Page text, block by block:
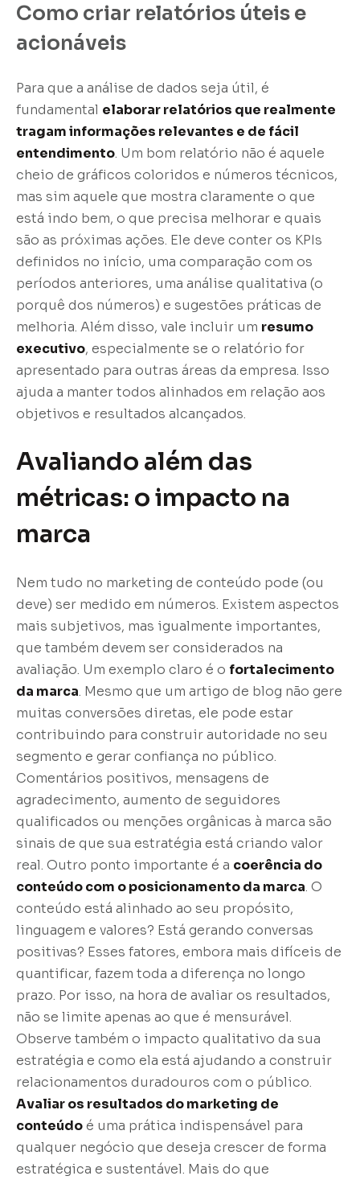
Como criar relatórios úteis e
acionáveis
Para que a análise de dados seja útil, é
fundamental elaborar relatórios que realmente
tragam informações relevantes e de fácil
entendimento. Um bom relatório não é aquele
cheio de gráficos coloridos e números técnicos,
mas sim aquele que mostra claramente o que
está indo bem, o que precisa melhorar e quais
são as próximas ações. Ele deve conter os KPIs
definidos no início, uma comparação com os
períodos anteriores, uma análise qualitativa (o
porquê dos números) e sugestões práticas de
melhoria. Além disso, vale incluir um resumo
executivo, especialmente se o relatório for
apresentado para outras áreas da empresa. Isso
ajuda a manter todos alinhados em relação aos
objetivos e resultados alcançados.
Avaliando além das
métricas: o impacto na
marca
Nem tudo no marketing de conteúdo pode (ou
deve) ser medido em números. Existem aspectos
mais subjetivos, mas igualmente importantes,
que também devem ser considerados na
avaliação. Um exemplo claro é o fortalecimento
da marca. Mesmo que um artigo de blog não gere
muitas conversões diretas, ele pode estar
contribuindo para construir autoridade no seu
segmento e gerar confiança no público.
Comentários positivos, mensagens de
agradecimento, aumento de seguidores
qualificados ou menções orgânicas à marca são
sinais de que sua estratégia está criando valor
real. Outro ponto importante é a coerência do
conteúdo com o posicionamento da marca. O
conteúdo está alinhado ao seu propósito,
linguagem e valores? Está gerando conversas
positivas? Esses fatores, embora mais difíceis de
quantificar, fazem toda a diferença no longo
prazo. Por isso, na hora de avaliar os resultados,
não se limite apenas ao que é mensurável.
Observe também o impacto qualitativo da sua
estratégia e como ela está ajudando a construir
relacionamentos duradouros com o público.
Avaliar os resultados do marketing de
conteúdoé uma prática indispensável para
qualquer negócio que deseja crescer de forma
estratégica e sustentável. Mais do que